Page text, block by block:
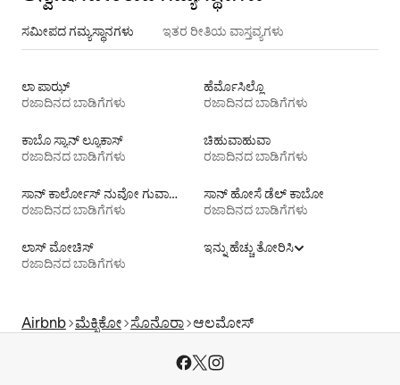
ಸಮೀಪದ ಗಮ್ಯಸ್ಥಾನಗಳು ಇತರ ರೀತಿಯ ವಾಸ್ತವ್ಯಗಳು
ಲಾ ಪಾಝ್
ರಜಾದಿನದ ಬಾಡಿಗೆಗಳು
ಹೆರ್ಮೊಸಿಲ್ಲೊ
ರಜಾದಿನದ ಬಾಡಿಗೆಗಳು
ಕಾಬೊ ಸ್ಯಾನ್ ಲ್ಯೂಕಾಸ್
ರಜಾದಿನದ ಬಾಡಿಗೆಗಳು
ಚಿಹುವಾಹುವಾ
ರಜಾದಿನದ ಬಾಡಿಗೆಗಳು
ಸಾನ್ ಕಾರ್ಲೋಸ್ ನುವೋ ಗುವಾಯ್ಮಾಸ್
ರಜಾದಿನದ ಬಾಡಿಗೆಗಳು
ಸಾನ್ ಹೋಸೆ ಡೆಲ್ ಕಾಬೋ
ರಜಾದಿನದ ಬಾಡಿಗೆಗಳು
ಲಾಸ್ ಮೋಚಿಸ್
ರಜಾದಿನದ ಬಾಡಿಗೆಗಳು
ಇನ್ನು ಹೆಚ್ಚು ತೋರಿಸಿ
Airbnb ಮೆಕ್ಸಿಕೋ ಸೊನೊರಾ ಆಲಮೋಸ್